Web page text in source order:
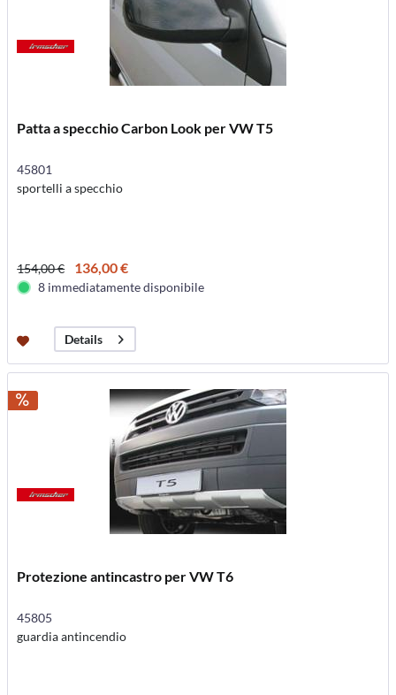
Patta a specchio Carbon Look per VW T5
45801
sportelli a specchio
154,00 € 136,00 €
8 immediatamente disponibile
Details
Protezione antincastro per VW T6
45805
guardia antincendio